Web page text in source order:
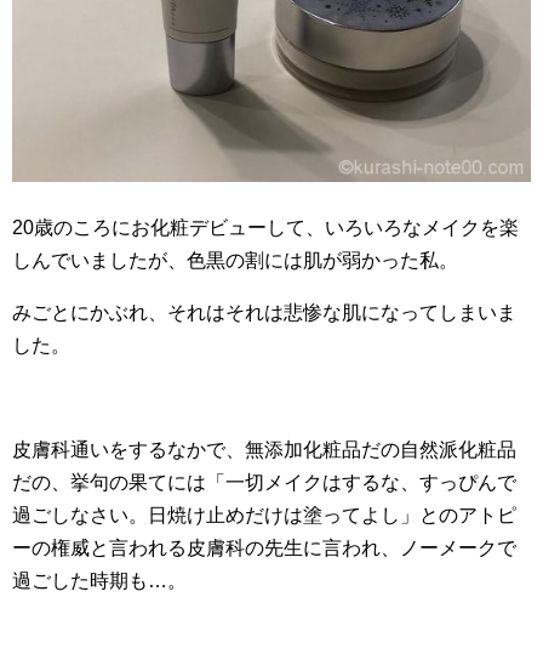
20歳のころにお化粧デビューして、いろいろなメイクを楽
しんでいましたが、色黒の割には肌が弱かった私。
みごとにかぶれ、それはそれは悲惨な肌になってしまいま
した。
皮膚科通いをするなかで、無添加化粧品だの自然派化粧品
だの、挙句の果てには「一切メイクはするな、すっぴんで
過ごしなさい。日焼け止めだけは塗ってよし」とのアトピ
ーの権威と言われる皮膚科の先生に言われ、ノーメークで
過ごした時期も…。